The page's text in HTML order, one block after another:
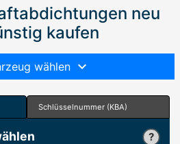
neu
kaufen
wählen
Schlüsselnummer (KBA)